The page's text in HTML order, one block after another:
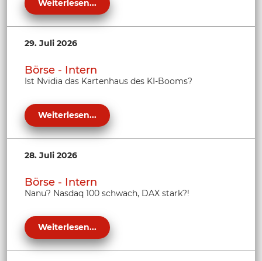
Weiterlesen...
29. Juli 2026
Börse - Intern
Ist Nvidia das Kartenhaus des KI-Booms?
Weiterlesen...
28. Juli 2026
Börse - Intern
Nanu? Nasdaq 100 schwach, DAX stark?!
Weiterlesen...